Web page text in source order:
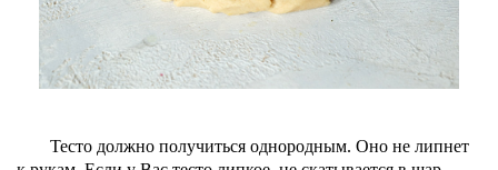
Тесто должно получиться однородным. Оно не липнет